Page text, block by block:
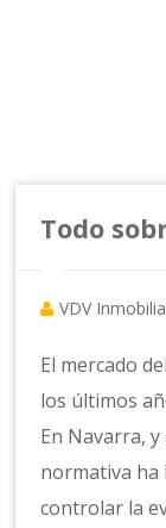
Todo
VDV
El mercado
los últimos
En Navarra,
normativa
controlar la